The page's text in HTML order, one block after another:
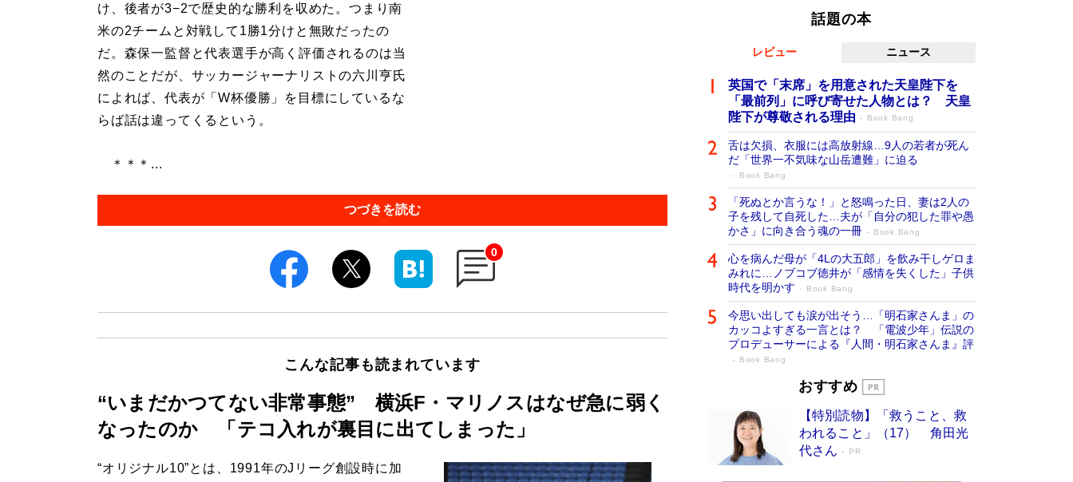
け、後者が3−2で歴史的な勝利を収めた。つまり南
米の2チームと対戦して1勝1分けと無敗だったの
だ。森保一監督と代表選手が高く評価されるのは当
然のことだが、サッカージャーナリストの六川亨氏
によれば、代表が「W杯優勝」を目標にしているな
らば話は違ってくるという。
＊＊＊...
つづきを読む
0
こんな記事も読まれています
“いまだかつてない非常事態” 横浜F・マリノスはなぜ急に弱く
なったのか 「テコ入れが裏目に出てしまった」
“オリジナル10”とは、1991年のJリーグ創設時に加
話題の本
レビュー ニュース
英国で「末席」を用意された天皇陛下を
「最前列」に呼び寄せた人物とは？ 天皇
陛下が尊敬される理由
Book Bang
舌は欠損、衣服には高放射線…9人の若者が死ん
だ「世界一不気味な山岳遭難」に迫る
Book Bang
「死ぬとか言うな！」と怒鳴った日、妻は2人の
子を残して自死した…夫が「自分の犯した罪や愚
かさ」に向き合う魂の一冊
Book Bang
心を病んだ母が「4Lの大五郎」を飲み干しゲロま
みれに…ノブコブ徳井が「感情を失くした」子供
時代を明かす
Book Bang
今思い出しても涙が出そう…「明石家さんま」の
カッコよすぎる一言とは？ 「電波少年」伝説の
プロデューサーによる『人間・明石家さんま』評
Book Bang
「宇宙兄弟」最終46巻がベストセラー1
物語に幕 特装版には「宇宙で描かれたマ
ンガ」も収録
Book Bang
美輪明宏 晩年の回答を集めた『ほほえんで生き
おすすめ
【特別読物】「救うこと、救
われること」（17） 角田光
代さん
PR